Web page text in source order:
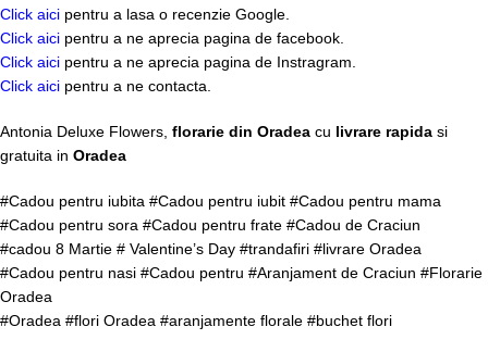
Click aici pentru a lasa o recenzie Google.
Click aici pentru a ne aprecia pagina de facebook.
Click aici pentru a ne aprecia pagina de Instragram.
Click aici pentru a ne contacta.
Antonia Deluxe Flowers, florarie din Oradea cu livrare rapida si
gratuita in Oradea
#Cadou pentru iubita #Cadou pentru iubit #Cadou pentru mama
#Cadou pentru sora #Cadou pentru frate #Cadou de Craciun
#cadou 8 Martie # Valentine’s Day #trandafiri #livrare Oradea
#Cadou pentru nasi #Cadou pentru #Aranjament de Craciun #Florarie
Oradea
#Oradea #flori Oradea #aranjamente florale #buchet flori